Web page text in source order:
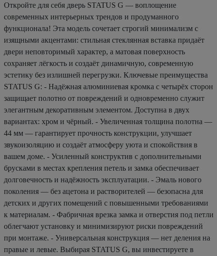
Откройте для себя дверь STATUS G — воплощение
современных интерьерных трендов и продуманного
функционала! Эта модель сочетает строгий минимализм с
изящными акцентами: стильная стеклянная вставка придаёт
двери неповторимый характер, а матовая поверхность
сохраняет лёгкость и создаёт динамичную, современную
эстетику без излишней перегрузки. Ключевые преимущества
STATUS G: - Надёжная алюминиевая кромка с четырёх сторон
защищает полотно от повреждений и одновременно служит
элегантным декоративным элементом. Доступна в двух
вариантах: хром и чёрный. - Увеличенная толщина полотна —
44 мм — гарантирует прочность конструкции, улучшает
звукоизоляцию и создаёт атмосферу уюта и спокойствия в
вашем доме. - Усиленный конструктив с дополнительными
брусками в местах крепления петель и замка обеспечивает
долговечность и надёжность эксплуатации. - Эмаль нового
поколения — без ацетона и растворителей — безопасна для
детских и других помещений с повышенными требованиями
к материалам. - Фабричная врезка замка и отверстия под петли
облегчают установку и минимизируют риски повреждений
при монтаже. - Универсальная конструкция — нет деления на
правые и левые. Выбирая STATUS G, вы инвестируете в